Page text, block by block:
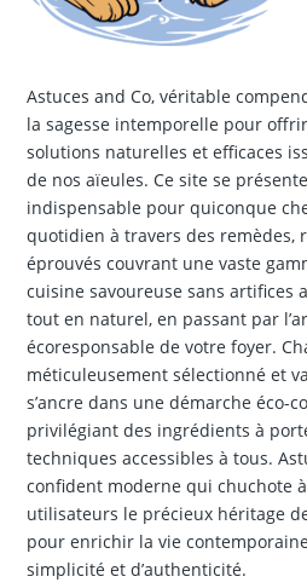
Astuces and Co, véritable
la sagesse intemporelle pour
solutions naturelles et efficaces
de nos aïeules. Ce site se
indispensable pour quiconque
quotidien à travers des remèdes,
éprouvés couvrant une vaste
cuisine savoureuse sans artifices
tout en naturel, en passant par
écoresponsable de votre foyer.
méticuleusement sélectionné et
s’ancre dans une démarche éco-
privilégiant des ingrédients à
techniques accessibles à tous.
confident moderne qui chuchote à
utilisateurs le précieux héritage
pour enrichir la vie
simplicité et d’authenticité.